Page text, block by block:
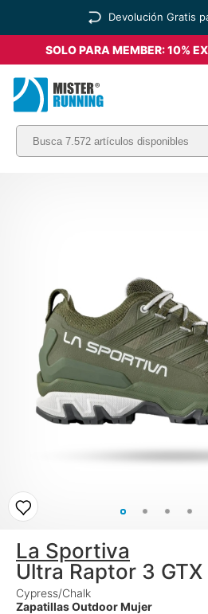
Devolución Gratis
SOLO PARA MEMBER: 10%
La Sportiva
Ultra Raptor 3 GTX
Cypress/Chalk
Zapatillas Outdoor Mujer